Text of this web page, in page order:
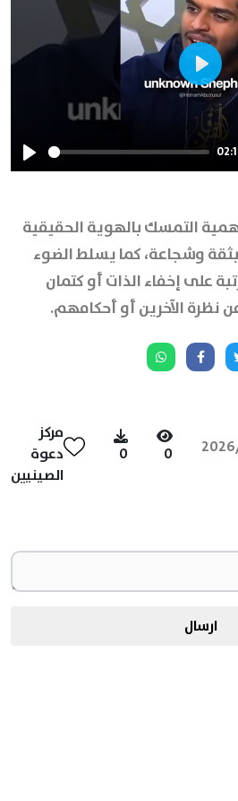
Play
Play
التمسك بالهوية الحقيقية
بثقة وشجاعة، كما يسلط الضوء
على إخفاء الذات أو كتمان
نظرة الآخرين أو أحكامهم.
0
0
مركز
دعوة
الصينيين
ارسال